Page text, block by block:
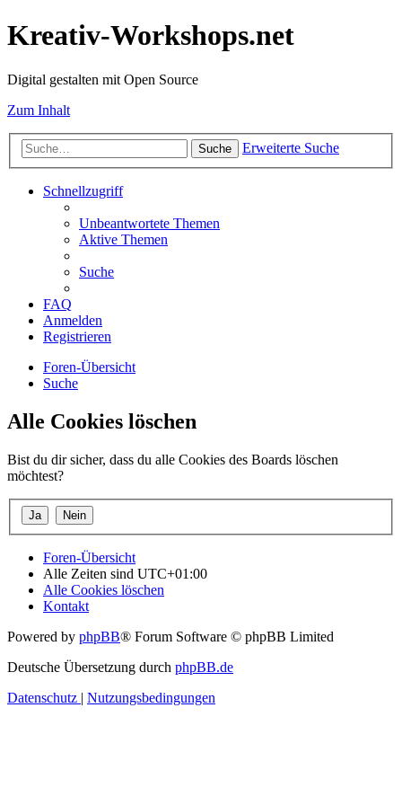
Kreativ-Workshops.net
Digital gestalten mit Open Source
Zum Inhalt
Suche Erweiterte Suche
Schnellzugriff
Unbeantwortete Themen
Aktive Themen
Suche
FAQ
Anmelden
Registrieren
Foren-Übersicht
Suche
Alle Cookies löschen
Bist du dir sicher, dass du alle Cookies des Boards löschen
möchtest?
Foren-Übersicht
Alle Zeiten sind UTC+01:00
Alle Cookies löschen
Kontakt
Powered by phpBB® Forum Software © phpBB Limited
Deutsche Übersetzung durch phpBB.de
Datenschutz | Nutzungsbedingungen